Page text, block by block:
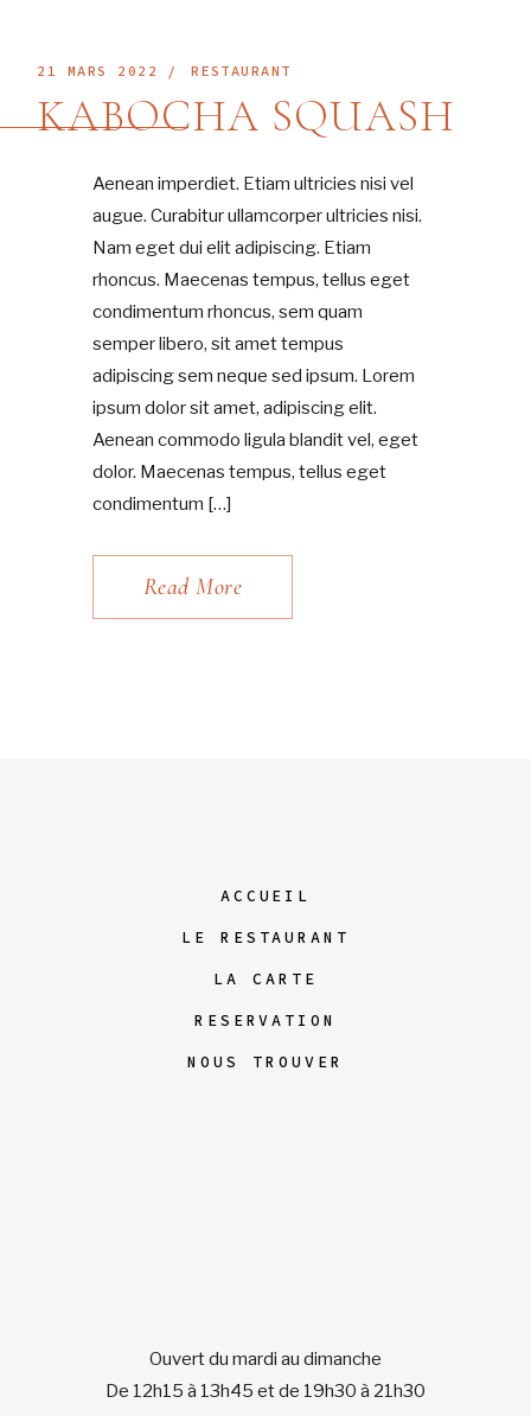
21 MARS 2022 RESTAURANT
KABOCHA SQUASH
Aenean imperdiet. Etiam ultricies nisi vel
augue. Curabitur ullamcorper ultricies nisi.
Nam eget dui elit adipiscing. Etiam
rhoncus. Maecenas tempus, tellus eget
condimentum rhoncus, sem quam
semper libero, sit amet tempus
adipiscing sem neque sed ipsum. Lorem
ipsum dolor sit amet, adipiscing elit.
Aenean commodo ligula blandit vel, eget
dolor. Maecenas tempus, tellus eget
condimentum […]
Read More
ACCUEIL
LE RESTAURANT
LA CARTE
RESERVATION
NOUS TROUVER
Ouvert du mardi au dimanche
De 12h15 à 13h45 et de 19h30 à 21h30